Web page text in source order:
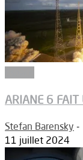
ARIANE 6 FAIT
Stefan Barensky -
11 juillet 2024